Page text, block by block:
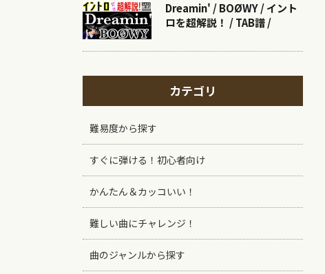
Dreamin' / BOØWY / イント
ロを超解説！ / TAB譜 /
カテゴリ
難易度から探す
すぐに弾ける！初心者向け
かんたん＆カッコいい！
難しい曲にチャレンジ！
曲のジャンルから探す